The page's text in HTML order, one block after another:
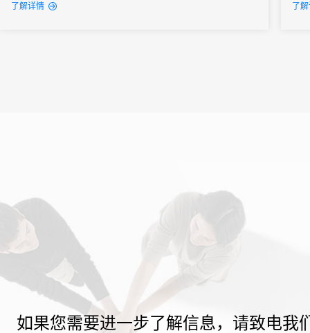
会议影响力，实现办会目标。
线上活动
公关活动
了解详情
线
了
如果您需要进一步了解信息，请致电我